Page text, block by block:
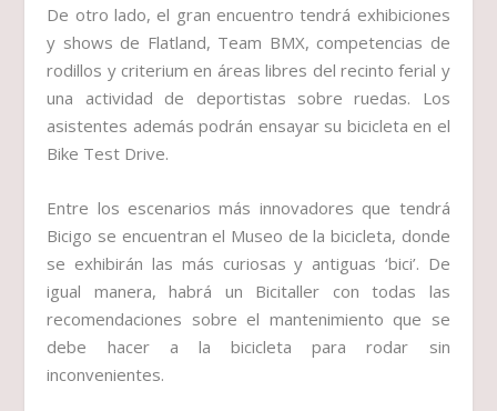
De otro lado, el gran encuentro tendrá exhibiciones
y shows de Flatland, Team BMX, competencias de
rodillos y criterium en áreas libres del recinto ferial y
una actividad de deportistas sobre ruedas. Los
asistentes además podrán ensayar su bicicleta en el
Bike Test Drive.
Entre los escenarios más innovadores que tendrá
Bicigo se encuentran el Museo de la bicicleta, donde
se exhibirán las más curiosas y antiguas ‘bici’. De
igual manera, habrá un Bicitaller con todas las
recomendaciones sobre el mantenimiento que se
debe hacer a la bicicleta para rodar sin
inconvenientes.